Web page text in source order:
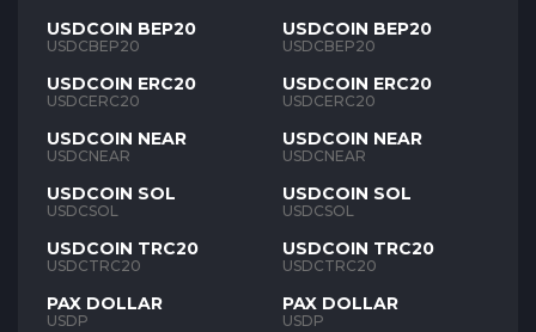
USDCOIN BEP20
USDCBEP20
USDCOIN ERC20
USDCERC20
USDCOIN NEAR
USDCNEAR
USDCOIN SOL
USDCSOL
USDCOIN TRC20
USDCTRC20
PAX DOLLAR
USDP
USDCOIN BEP20
USDCBEP20
USDCOIN ERC20
USDCERC20
USDCOIN NEAR
USDCNEAR
USDCOIN SOL
USDCSOL
USDCOIN TRC20
USDCTRC20
PAX DOLLAR
USDP